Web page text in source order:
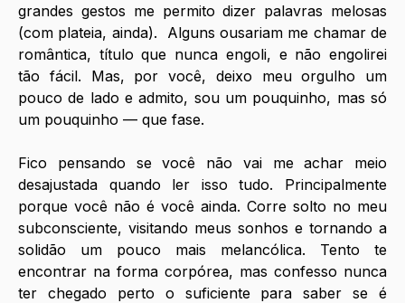
grandes gestos me permito dizer palavras melosas
(com plateia, ainda).  Alguns ousariam me chamar de
romântica, título que nunca engoli, e não engolirei
tão fácil. Mas, por você, deixo meu orgulho um
pouco de lado e admito, sou um pouquinho, mas só
um pouquinho — que fase.
Fico pensando se você não vai me achar meio
desajustada quando ler isso tudo. Principalmente
porque você não é você ainda. Corre solto no meu
subconsciente, visitando meus sonhos e tornando a
solidão um pouco mais melancólica. Tento te
encontrar na forma corpórea, mas confesso nunca
ter chegado perto o suficiente para saber se é